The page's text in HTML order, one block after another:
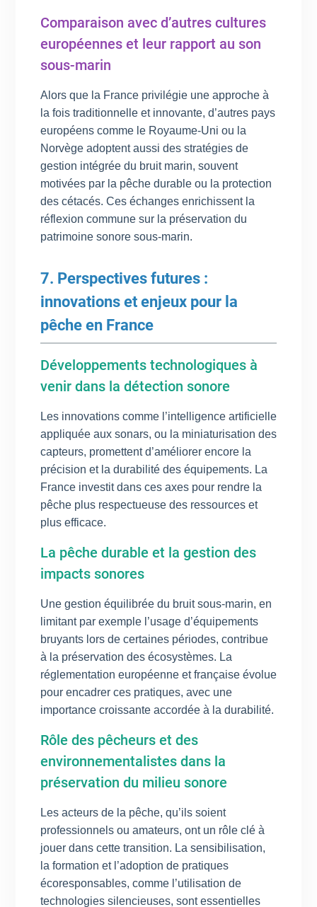
Comparaison avec d’autres cultures
européennes et leur rapport au son
sous-marin
Alors que la France privilégie une approche à
la fois traditionnelle et innovante, d’autres pays
européens comme le Royaume-Uni ou la
Norvège adoptent aussi des stratégies de
gestion intégrée du bruit marin, souvent
motivées par la pêche durable ou la protection
des cétacés. Ces échanges enrichissent la
réflexion commune sur la préservation du
patrimoine sonore sous-marin.
7. Perspectives futures :
innovations et enjeux pour la
pêche en France
Développements technologiques à
venir dans la détection sonore
Les innovations comme l’intelligence artificielle
appliquée aux sonars, ou la miniaturisation des
capteurs, promettent d’améliorer encore la
précision et la durabilité des équipements. La
France investit dans ces axes pour rendre la
pêche plus respectueuse des ressources et
plus efficace.
La pêche durable et la gestion des
impacts sonores
Une gestion équilibrée du bruit sous-marin, en
limitant par exemple l’usage d’équipements
bruyants lors de certaines périodes, contribue
à la préservation des écosystèmes. La
réglementation européenne et française évolue
pour encadrer ces pratiques, avec une
importance croissante accordée à la durabilité.
Rôle des pêcheurs et des
environnementalistes dans la
préservation du milieu sonore
Les acteurs de la pêche, qu’ils soient
professionnels ou amateurs, ont un rôle clé à
jouer dans cette transition. La sensibilisation,
la formation et l’adoption de pratiques
écoresponsables, comme l’utilisation de
technologies silencieuses, sont essentielles